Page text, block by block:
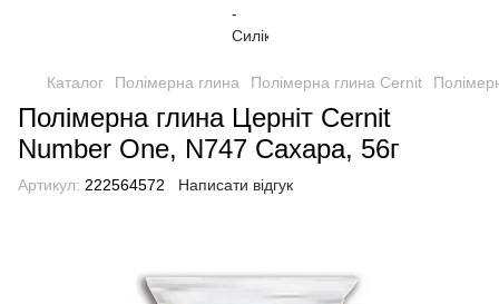
Каталог Полімерна глина Полімерна глина Cernit
Полімерна глина Церніт Cernit
Number One, N747 Сахара, 56г
Артикул: 222564572 Написати відгук